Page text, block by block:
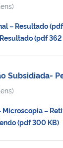
– Resultado (pdf
(pdf 362
Subsidiada-
–
(pdf 300 KB)